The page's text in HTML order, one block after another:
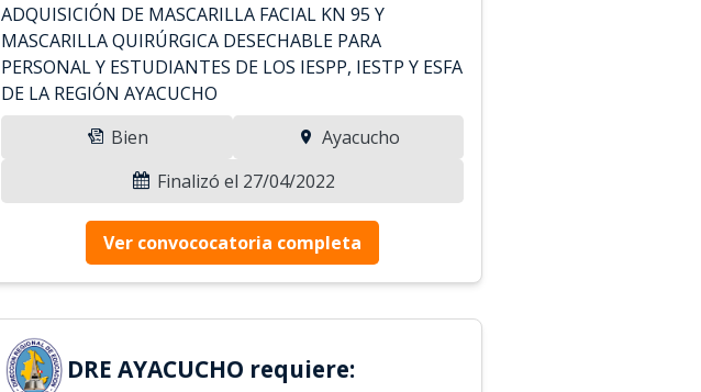
ADQUISICIÓN DE MASCARILLA FACIAL KN 95 Y
MASCARILLA QUIRÚRGICA DESECHABLE PARA
PERSONAL Y ESTUDIANTES DE LOS IESPP, IESTP Y ESFA
DE LA REGIÓN AYACUCHO
Bien
Ayacucho
Finalizó el 27/04/2022
Ver convococatoria completa
DRE AYACUCHO requiere: